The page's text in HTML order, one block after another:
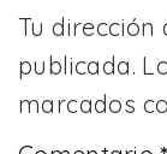
Tu dirección
publicada.
marcados